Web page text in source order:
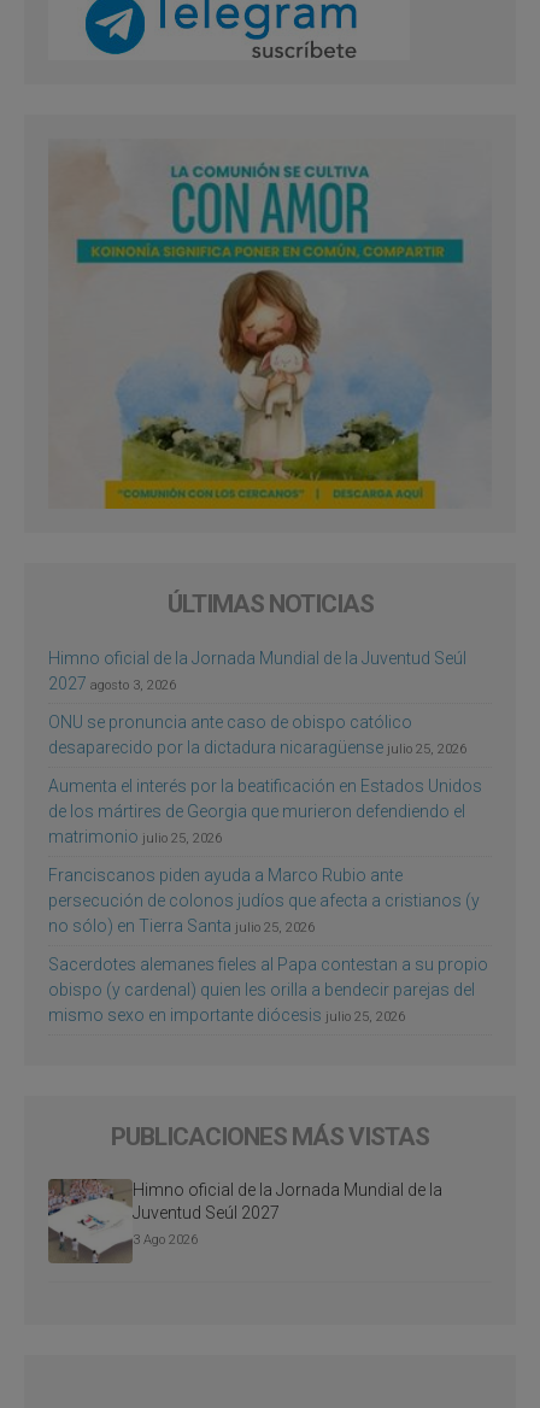
ÚLTIMAS NOTICIAS
Himno oficial de la Jornada Mundial de la Juventud Seúl
2027 agosto 3, 2026
ONU se pronuncia ante caso de obispo católico
desaparecido por la dictadura nicaragüense julio 25, 2026
Aumenta el interés por la beatificación en Estados Unidos
de los mártires de Georgia que murieron defendiendo el
matrimonio julio 25, 2026
Franciscanos piden ayuda a Marco Rubio ante
persecución de colonos judíos que afecta a cristianos (y
no sólo) en Tierra Santa julio 25, 2026
Sacerdotes alemanes fieles al Papa contestan a su propio
obispo (y cardenal) quien les orilla a bendecir parejas del
mismo sexo en importante diócesis julio 25, 2026
PUBLICACIONES MÁS VISTAS
Himno oficial de la Jornada Mundial de la
Juventud Seúl 2027
3 Ago 2026